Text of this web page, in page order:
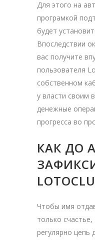
Для этого на
програмкой
будет
Впоследствии
вас получите
пользователя
собственном
у власти своим
денежные
прогресса во
КАК ДО
Чтобы имя
только
регулярно цепь